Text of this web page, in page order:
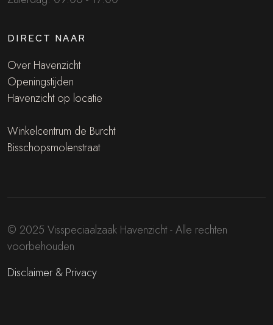
DIRECT NAAR
Over Havenzicht
Openingstijden
Havenzicht op locatie
Winkelcentrum de Burcht
Bisschopsmolenstraat
© 2025 Visspeciaalzaak Havenzicht - Alle rechten
voorbehouden
Disclaimer & Privacy